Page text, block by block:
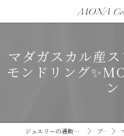
マダガスカル産
モンドリング
ン
ジュエリーの通販ならMONA collection ブログ